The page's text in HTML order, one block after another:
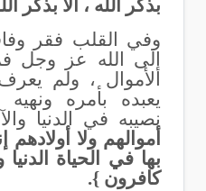
بذكر الله ، ألا بذكر
وفي القلب فقر
إلى الله عز وجل
الأموال ، ولم
يعبده بأمره
نصيبه في الدنيا
أموالهم ولا أولادهم
بها في الحياة
كافرون }.